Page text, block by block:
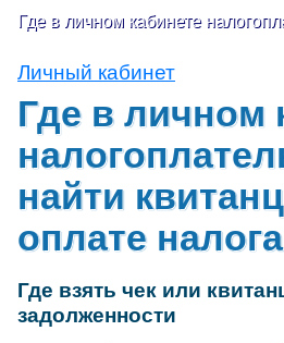
Где в личном кабинете
квитанцию об оплате налога?
Личный кабинет
Где в личном
найти
оплате налога
Где взять чек или
задолженности